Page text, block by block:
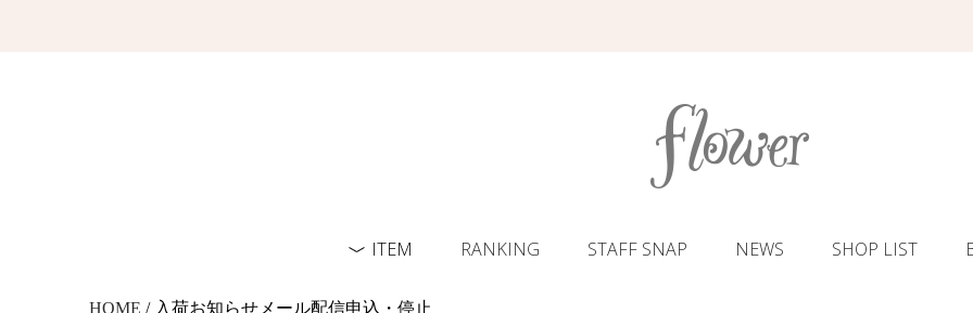
ITEM RANKING STAFF SNAP NEWS SHOP LIST
HOME / 入荷お知らせメール配信申込・停止